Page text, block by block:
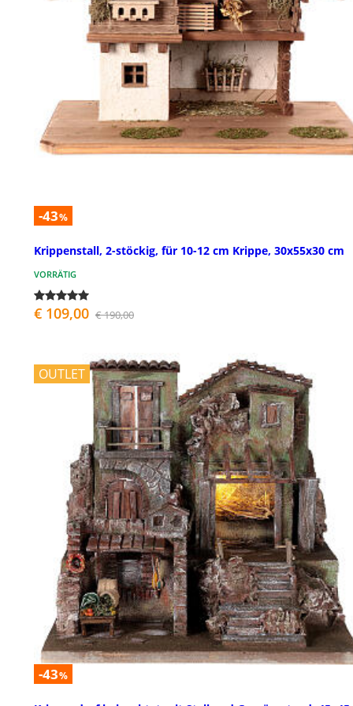
-43%
Krippenstall, 2-stöckig, für 10-12 cm Krippe, 30x55x30 cm
VORRÄTIG
€ 109,00 € 190,00
OUTLET
-43%